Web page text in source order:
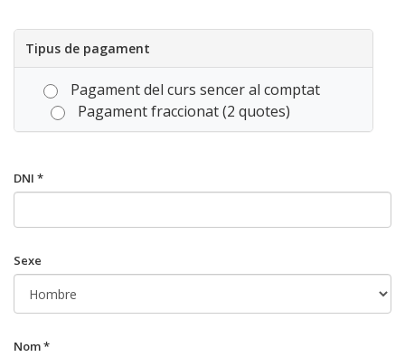
Tipus de pagament
Pagament del curs sencer al comptat
Pagament fraccionat (2 quotes)
DNI *
Sexe
Nom *